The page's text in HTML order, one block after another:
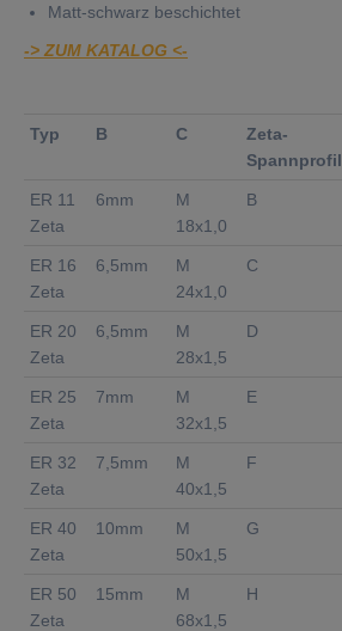
Matt-schwarz beschichtet
-> ZUM KATALOG <-
Typ B C
Zeta-
Spannprofil
ER 11
Zeta
6mm
M
18x1,0
B
ER 16
Zeta
6,5mm
M
24x1,0
C
ER 20
Zeta
6,5mm
M
28x1,5
D
ER 25
Zeta
7mm
M
32x1,5
E
ER 32
Zeta
7,5mm
M
40x1,5
F
ER 40
Zeta
10mm
M
50x1,5
G
ER 50
Zeta
15mm
M
68x1,5
H